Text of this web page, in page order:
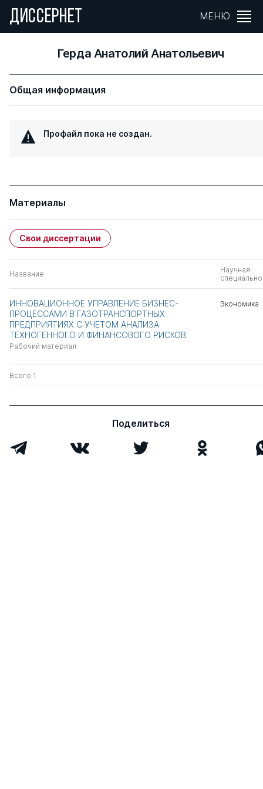
ДИССЕРНЕТ МЕНЮ
Герда Анатолий Анатольевич
Общая информация
Профайл пока не создан.
Материалы
Свои диссертации
Название
Научная
ИННОВАЦИОННОЕ УПРАВЛЕНИЕ БИЗНЕС-
ПРОЦЕССАМИ В ГАЗОТРАНСПОРТНЫХ
ПРЕДПРИЯТИЯХ С УЧЕТОМ АНАЛИЗА
ТЕХНОГЕННОГО И ФИНАНСОВОГО РИСКОВ
Рабочий материал
Экономика
Всего 1
Поделиться